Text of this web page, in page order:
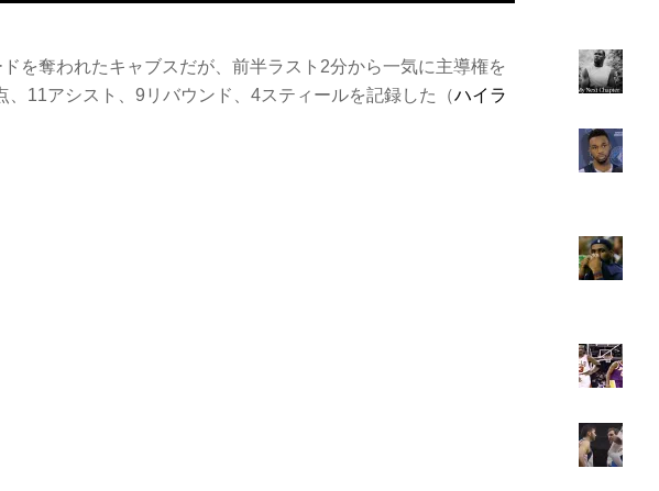
を奪われたキャブスだが、前半ラスト2分から一気に主導権を
11アシスト、9リバウンド、4スティールを記録した（ハイラ